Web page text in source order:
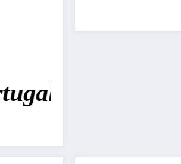
Juntem a nós